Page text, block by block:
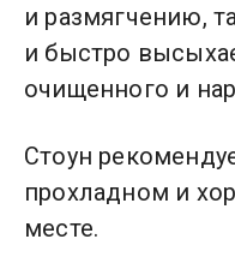
и размягчению,
и быстро
очищенного и
Стоун
прохладном и
месте.